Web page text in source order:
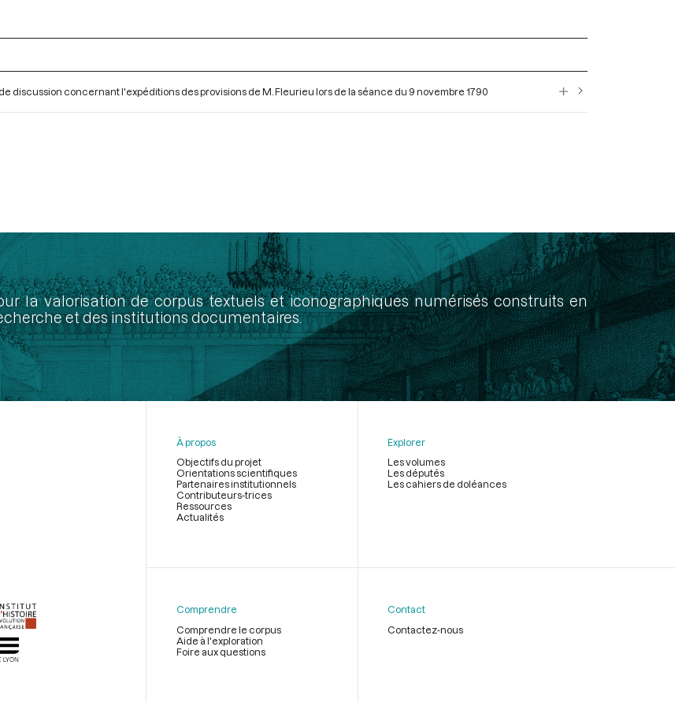
discussion concernant l'expéditions des provisions de M. Fleurieu lors de la séance du 9 novembre 1790
la valorisation de corpus textuels et iconographiques numérisés construits en
et des institutions documentaires.
page
À propos
Objectifs du projet
Orientations scientifiques
Partenaires institutionnels
Contributeurs-trices
Ressources
Actualités
Explorer
Les volumes
Les députés
Les cahiers de doléances
Comprendre
Comprendre le corpus
Aide à l'exploration
Foire aux questions
Contact
Contactez-nous